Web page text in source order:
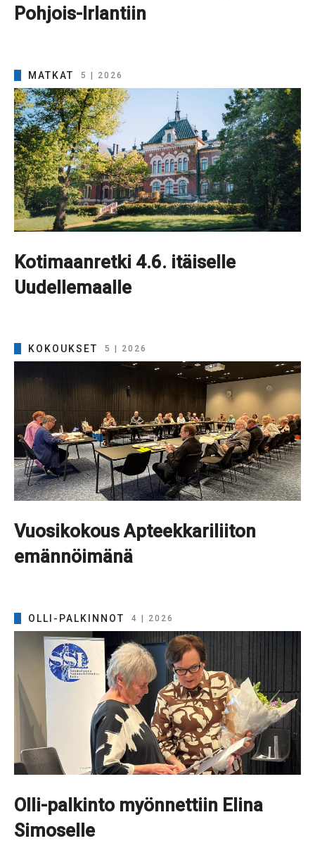
Pohjois-Irlantiin
MATKAT 5 | 2026
Kotimaanretki 4.6. itäiselle
Uudellemaalle
KOKOUKSET 5 | 2026
Vuosikokous Apteekkariliiton
emännöimänä
OLLI-PALKINNOT 4 | 2026
Olli-palkinto myönnettiin Elina
Simoselle